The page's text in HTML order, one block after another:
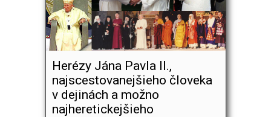
Herézy Jána Pavla II.,
najscestovanejšieho človeka
v dejinách a možno
najheretickejšieho